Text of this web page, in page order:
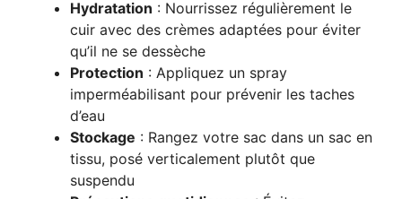
Hydratation : Nourrissez régulièrement le
cuir avec des crèmes adaptées pour éviter
qu’il ne se dessèche
Protection : Appliquez un spray
imperméabilisant pour prévenir les taches
d’eau
Stockage : Rangez votre sac dans un sac en
tissu, posé verticalement plutôt que
suspendu